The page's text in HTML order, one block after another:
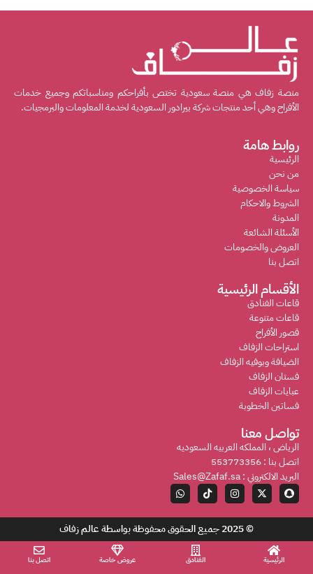
منصة زفاف هي منصة سعودية تختص بأفراحكم ومناسباتكم وجميع خدمات
الأفراح وهي أحد منتجات شركة بيرادور السعودية لخدمة المعلومات والبرمجيات.
روابط هامة
الرئيسية
من نحن
سياسة الخصوصية
الشروط والاحكام
المدونة
الأسئلة الشائعة
العروض والخصومات
اتصل بنا
الأقسام الرئيسية
قاعات الفنادق
قاعات متنوعة
قصور الأفراح
استراحات الزفاف
الضيافة وبوفيه الزفاف
فستان الزفاف
عبايات الزفاف
فساتين الخطوبة
تواصل معنا
الرياض ، المملكه العربيه السعوديه
اتصل بنا : 553773356
البريد الالكتروني : Sales@Zafaf.sa
© 2025 جميع الحقوق محفوظة بواسطة عالم زفاف
الرئيسية الفنادق عروض خاصة اتصل بنا